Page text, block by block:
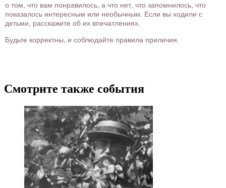
о том, что вам понравилось, а что нет, что запомнилось, что
показалось интересным или необычным. Если вы ходили с
детьми, расскажите об их впечатлениях.
Будьте корректны, и соблюдайте правила приличия.
Смотрите также события